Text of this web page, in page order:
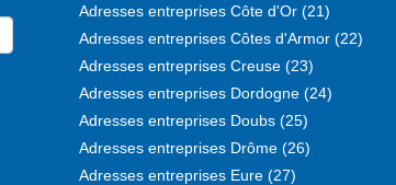
Adresses entreprises Côte d'Or (21)
Adresses entreprises Côtes d'Armor (22)
Adresses entreprises Creuse (23)
Adresses entreprises Dordogne (24)
Adresses entreprises Doubs (25)
Adresses entreprises Drôme (26)
Adresses entreprises Eure (27)